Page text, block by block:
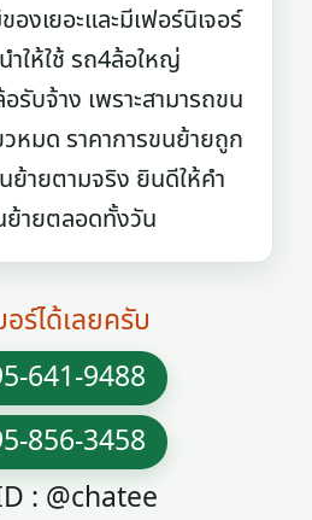
งเยอะและมีเฟอร์นิเจอร์
ำให้ใช้ รถ4ล้อใหญ่
รับจ้าง เพราะสามารถขน
วหมด ราคาการขนย้ายถูก
ย้ายตามจริง ยินดีให้คำ
ย้ายตลอดทั้งวัน
ร์ได้เลยครับ
641-9488
856-3458
: @chatee